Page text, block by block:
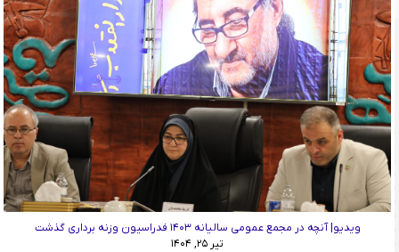
ویدیو| آنچه در مجمع عمومی سالیانه ۱۴۰۳ فدراسیون وزنه برداری گذشت
تیر ۲۵, ۱۴۰۴